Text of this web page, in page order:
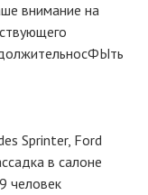
внимание на
Sprinter, Ford
в салоне
человек